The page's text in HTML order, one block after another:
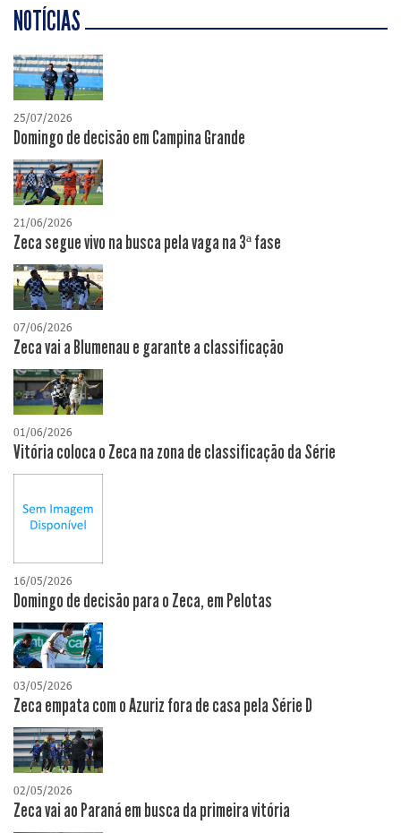
NOTÍCIAS
25/07/2026
Domingo de decisão em Campina Grande
21/06/2026
Zeca segue vivo na busca pela vaga na 3ª fase
07/06/2026
Zeca vai a Blumenau e garante a classificação
01/06/2026
Vitória coloca o Zeca na zona de classificação da Série
16/05/2026
Domingo de decisão para o Zeca, em Pelotas
03/05/2026
Zeca empata com o Azuriz fora de casa pela Série D
02/05/2026
Zeca vai ao Paraná em busca da primeira vitória